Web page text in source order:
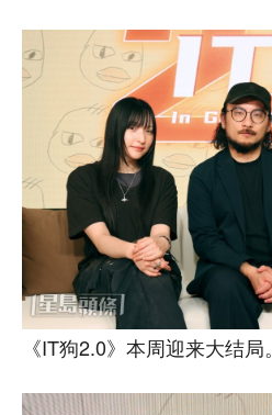
《IT狗2.0》本周迎来大结局。